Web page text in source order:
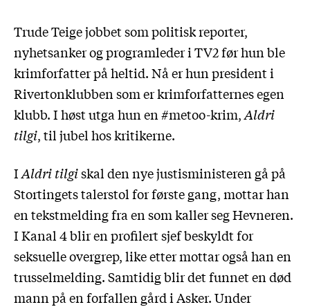
Trude Teige jobbet som politisk reporter,
nyhetsanker og programleder i TV2 før hun ble
krimforfatter på heltid. Nå er hun president i
Rivertonklubben som er krimforfatternes egen
klubb. I høst utga hun en #metoo-krim,Aldri
tilgi, til jubel hos kritikerne.
IAldri tilgiskal den nye justisministeren gå på
Stortingets talerstol for første gang, mottar han
en tekstmelding fra en som kaller seg Hevneren.
I Kanal 4 blir en profilert sjef beskyldt for
seksuelle overgrep, like etter mottar også han en
trusselmelding. Samtidig blir det funnet en død
mann på en forfallen gård i Asker. Under